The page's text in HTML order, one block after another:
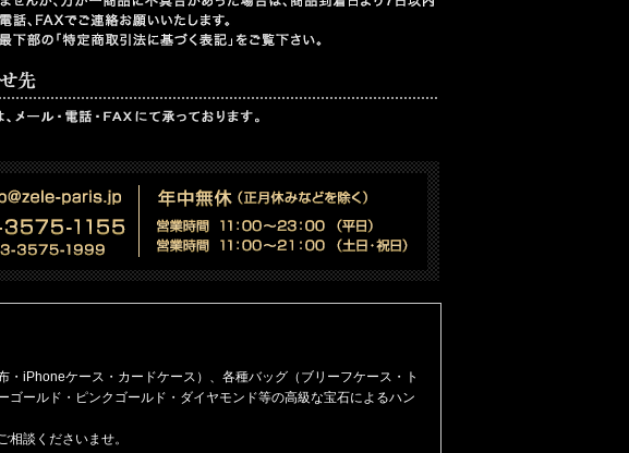
・iPhoneケース・カードケース） 、 各種バッグ（ブリーフケース・ト
ールド・ピンクゴールド・ダイヤモンド等の高級な宝石によるハン
談くださいませ。